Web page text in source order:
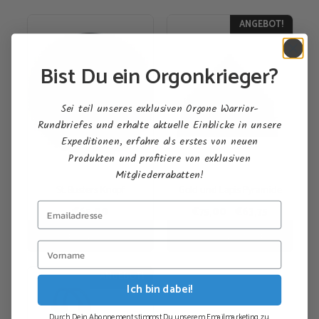
€65,00
ANGEBOT!
Preis
war:
Preis
ist:
ANGEBOT!
Bist Du ein Orgonkrieger?
Sei teil unseres exklusiven Orgone Warrior-
Rundbriefes und erhalte aktuelle Einblicke in unsere
Expeditionen, erfahre als erstes von neuen
Produkten und profitiere von exklusiven
Mitgliederrabatten!
Ich bin dabei!